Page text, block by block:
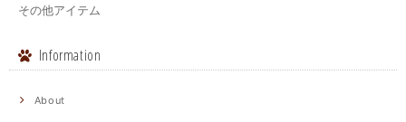
その他アイテム
Information
About